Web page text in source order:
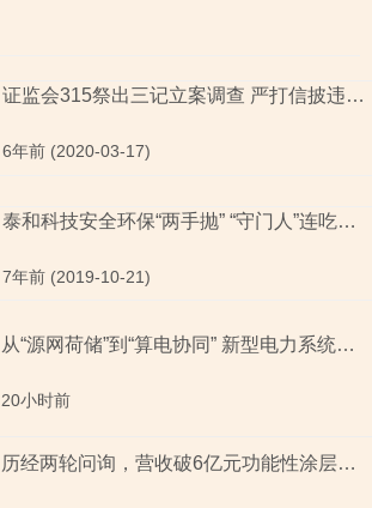
证监会315祭出三记立案调查 严打信披违规成“重头戏”
6年前 (2020-03-17)
泰和科技安全环保“两手抛” “守门人”连吃罚单或难勤勉尽责
7年前 (2019-10-21)
从“源网荷储”到“算电协同” 新型电力系统指数全景透视六大赛道
20小时前
历经两轮问询，营收破6亿元功能性涂层材料企业“撤稿”，应收账款坏账计提充分性及销售费用率低于同行均值合理性遭“连环问”